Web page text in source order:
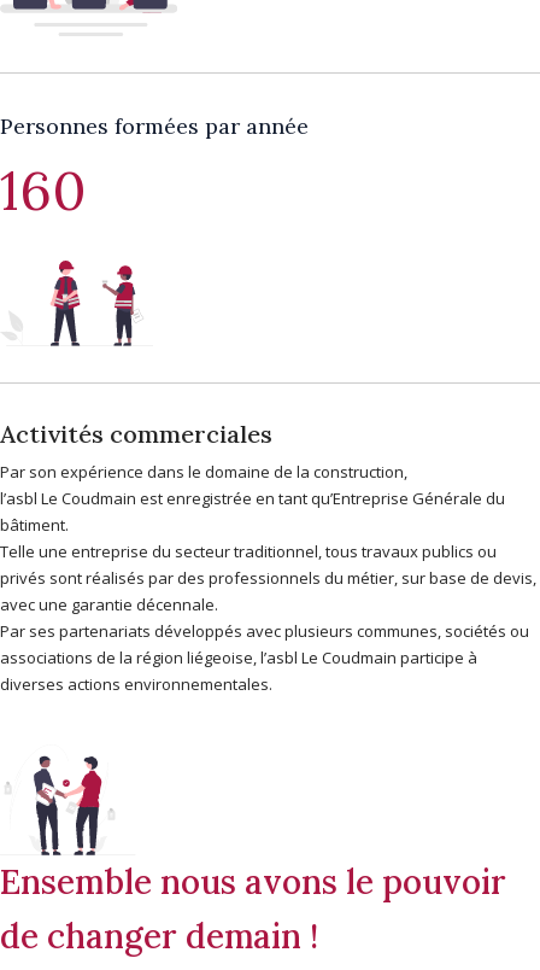
Personnes formées par année
160
Activités commerciales
Par son expérience dans le domaine de la construction,
l’asbl Le Coudmain est enregistrée en tant qu’Entreprise Générale du
bâtiment.
Telle une entreprise du secteur traditionnel, tous travaux publics ou
privés sont réalisés par des professionnels du métier, sur base de devis,
avec une garantie décennale.
Par ses partenariats développés avec plusieurs communes, sociétés ou
associations de la région liégeoise, l’asbl Le Coudmain participe à
diverses actions environnementales.
Ensemble nous avons le pouvoir
de changer demain !